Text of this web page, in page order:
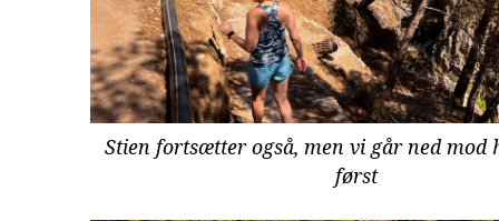
Stien fortsætter også, men vi går ned mod
først